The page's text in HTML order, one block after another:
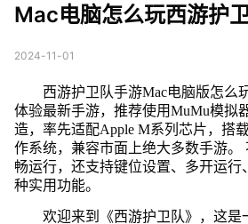
Mac电脑怎么玩西游护
2024-11-01
西游护卫队手游Mac电脑版怎么
体验最新手游，推荐使用MuMu模拟
造，率先适配Apple M系列芯片，搭
作系统，兼容市面上绝大多数手游。
畅运行，还支持键位设置、多开运行
种实用功能。
欢迎来到《西游护卫队》，这是